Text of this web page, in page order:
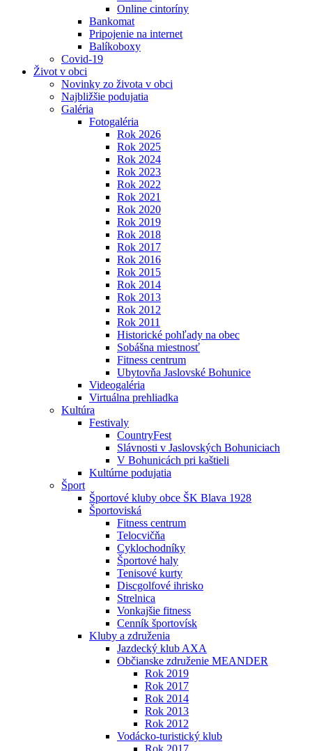
Online cintoríny
Bankomat
Pripojenie na internet
Balíkoboxy
Covid-19
Život v obci
Novinky zo života v obci
Najbližšie podujatia
Galéria
Fotogaléria
Rok 2026
Rok 2025
Rok 2024
Rok 2023
Rok 2022
Rok 2021
Rok 2020
Rok 2019
Rok 2018
Rok 2017
Rok 2016
Rok 2015
Rok 2014
Rok 2013
Rok 2012
Rok 2011
Historické pohľady na obec
Sobášna miestnosť
Fitness centrum
Ubytovňa Jaslovské Bohunice
Videogaléria
Virtuálna prehliadka
Kultúra
Festivaly
CountryFest
Slávnosti v Jaslovských Bohuniciach
V Bohunicách pri kaštieli
Kultúrne podujatia
Šport
Športové kluby obce ŠK Blava 1928
Športoviská
Fitness centrum
Telocvičňa
Cyklochodníky
Športové haly
Tenisové kurty
Discgolfové ihrisko
Strelnica
Vonkajšie fitness
Cenník športovísk
Kluby a združenia
Jazdecký klub AXA
Občianske združenie MEANDER
Rok 2019
Rok 2017
Rok 2014
Rok 2013
Rok 2012
Vodácko-turistický klub
Rok 2017